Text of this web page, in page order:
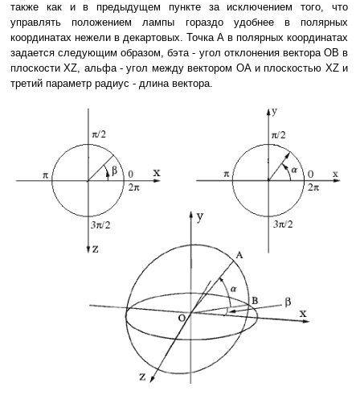
также как и в предыдущем пункте за исключением того, что
управлять положением лампы гораздо удобнее в полярных
координатах нежели в декартовых. Точка А в полярных координатах
задается следующим образом, бэта - угол отклонения вектора ОВ в
плоскости XZ, альфа - угол между вектором ОА и плоскостью XZ и
третий параметр радиус - длина вектора.